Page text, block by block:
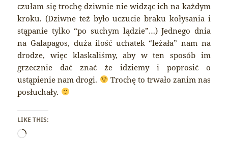
czułam się trochę dziwnie nie widząc ich na każdym
kroku. (Dziwne też było uczucie braku kołysania i
stąpanie tylko “po suchym lądzie”…) Jednego dnia
na Galapagos, duża ilość uchatek “leżała” nam na
drodze, więc klaskaliśmy, aby w ten sposób im
grzecznie dać znać że idziemy i poprosić o
ustąpienie nam drogi.
Trochę to trwało zanim nas
posłuchały.
LIKE THIS:
Loading…